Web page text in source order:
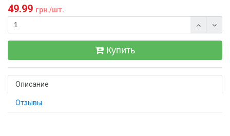
49.99 грн./шт.
Купить
Описание
Отзывы